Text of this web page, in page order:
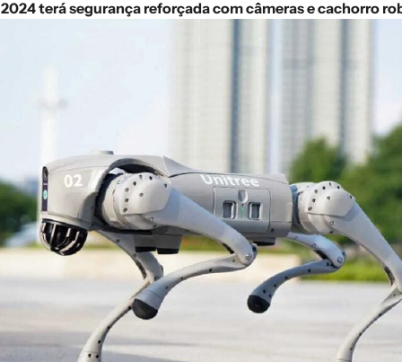
terá segurança reforçada com câmeras e cachorro